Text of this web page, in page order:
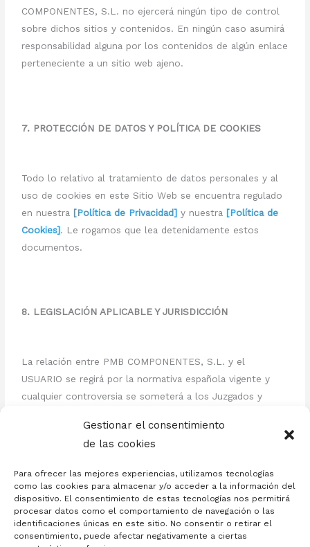
Gestionar el consentimiento
de las cookies
Para ofrecer las mejores experiencias, utilizamos tecnologías
como las cookies para almacenar y/o acceder a la información del
dispositivo. El consentimiento de estas tecnologías nos permitirá
procesar datos como el comportamiento de navegación o las
identificaciones únicas en este sitio. No consentir o retirar el
consentimiento, puede afectar negativamente a ciertas
COMPONENTES, S.L. no ejercerá ningún tipo de control
sobre dichos sitios y contenidos. En ningún caso asumirá
responsabilidad alguna por los contenidos de algún enlace
perteneciente a un sitio web ajeno.
7. PROTECCIÓN DE DATOS Y POLÍTICA DE COOKIES
Todo lo relativo al tratamiento de datos personales y al
uso de cookies en este Sitio Web se encuentra regulado
en nuestra [Política de Privacidad] y nuestra [Política de
Cookies]. Le rogamos que lea detenidamente estos
documentos.
8. LEGISLACIÓN APLICABLE Y JURISDICCIÓN
La relación entre PMB COMPONENTES, S.L. y el
USUARIO se regirá por la normativa española vigente y
cualquier controversia se someterá a los Juzgados y
aplicable disponga otra cosa.
Copyright © 2026Taquillas Blok- Todos los derechos